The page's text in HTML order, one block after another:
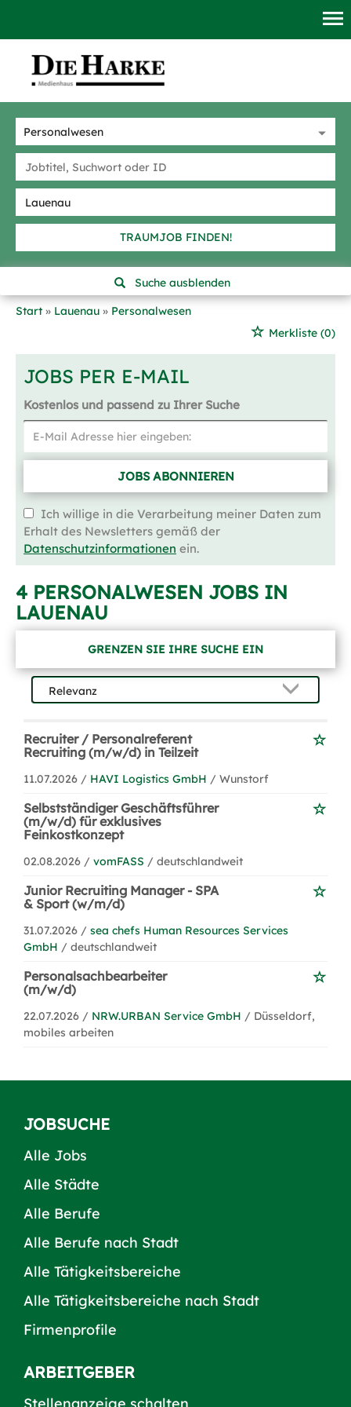
TRAUMJOB FINDEN!
Suche ausblenden
Start
Lauenau
Personalwesen
Merkliste (0)
JOBS PER E-MAIL
Kostenlos und passend zu Ihrer Suche
JOBS ABONNIEREN
Ich willige in die Verarbeitung meiner Daten zum
Erhalt des Newsletters gemäß der
Datenschutzinformationen ein.
4 PERSONALWESEN JOBS IN
LAUENAU
GRENZEN SIE IHRE SUCHE EIN
Recruiter / Personalreferent
Recruiting (m/w/d) in Teilzeit
11.07.2026 / HAVI Logistics GmbH / Wunstorf
Selbstständiger Geschäftsführer
(m/w/d) für exklusives
Feinkostkonzept
02.08.2026 / vomFASS / deutschlandweit
Junior Recruiting Manager - SPA
& Sport (w/m/d)
31.07.2026 / sea chefs Human Resources Services
GmbH / deutschlandweit
Personalsachbearbeiter
(m/w/d)
22.07.2026 / NRW.URBAN Service GmbH / Düsseldorf,
mobiles arbeiten
JOBSUCHE
Alle Jobs
Alle Städte
Alle Berufe
Alle Berufe nach Stadt
Alle Tätigkeitsbereiche
Alle Tätigkeitsbereiche nach Stadt
Firmenprofile
ARBEITGEBER